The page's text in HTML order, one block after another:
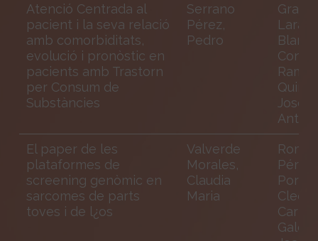
Atenció Centrada al
pacient i la seva relació
amb comorbiditats,
evolució i pronòstic en
pacients amb Trastorn
per Consum de
Substàncies
Serrano
Pérez,
Pedro
Grau
Lara;
Ramos
José
El paper de les
plataformes de
screening genòmic en
sarcomes de parts
toves i de l¿os
Valverde
Morales,
Claudia
Maria
Pérez-
Carles